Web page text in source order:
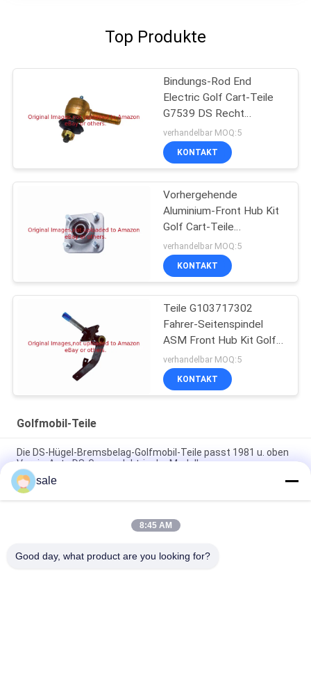
Top Produkte
Bindungs-Rod End
Electric Golf Cart-Teile
G7539 DS Recht
verlegte
verhandelbar MOQ:5
KONTAKT
Vorhergehende
Aluminium-Front Hub Kit
Golf Cart-Teile
G102357701
verhandelbar MOQ:5
KONTAKT
Teile G103717302
Fahrer-Seitenspindel
ASM Front Hub Kit Golf
Cart
verhandelbar MOQ:5
KONTAKT
Golfmobil-Teile
Die DS-Hügel-Bremsbelag-Golfmobil-Teile passt 1981 u. oben
Verein-Auto DS-Gas u. elektrische Modelle
Teile für Golfkarren G1011415 Fits Club Car G E DS
Stoßdämpfer Bushing Kit mit 2 Klebstoff 2 Pad 2 Nuss
Golfkarren Teile Bremskabel Kit G1011403 Fits Club Auto Gas
sale
8:45 AM
Good day, what product are you looking for?